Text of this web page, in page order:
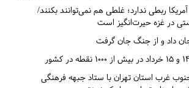
ربطی ندارد؛ غلطی هم‌ نمی‌توانند بکنند/
در غزه حیرت‌انگیز است
داد و از جنگ جان گرفت
غرب استان تهران با ستاد جبهه فرهنگی